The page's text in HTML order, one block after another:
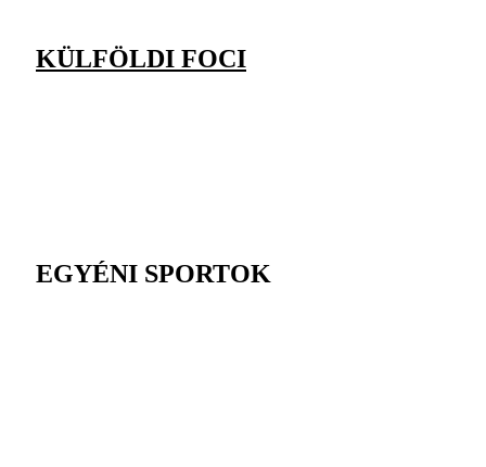
KÜLFÖLDI FOCI
EGYÉNI SPORTOK